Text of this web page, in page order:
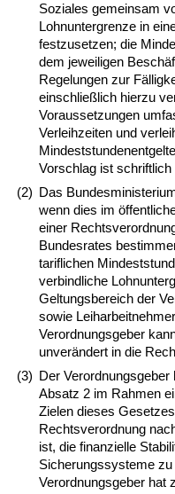
Soziales gemeinsam
Lohnuntergrenze in
festzusetzen; die
dem jeweiligen
Regelungen zur
einschließlich hierzu
Voraussetzungen
Verleihzeiten und
Vorschlag ist schriftlich
(2) Das
wenn dies im
einer
Bundesrates
tariflichen
verbindliche
Geltungsbereich der
sowie
Verordnungsgeber
unverändert in die
(3) Der
Absatz 2 im Rahmen
Zielen dieses
Rechtsverordnung
ist, die finanzielle
Sicherungssysteme
Verordnungsgeber hat